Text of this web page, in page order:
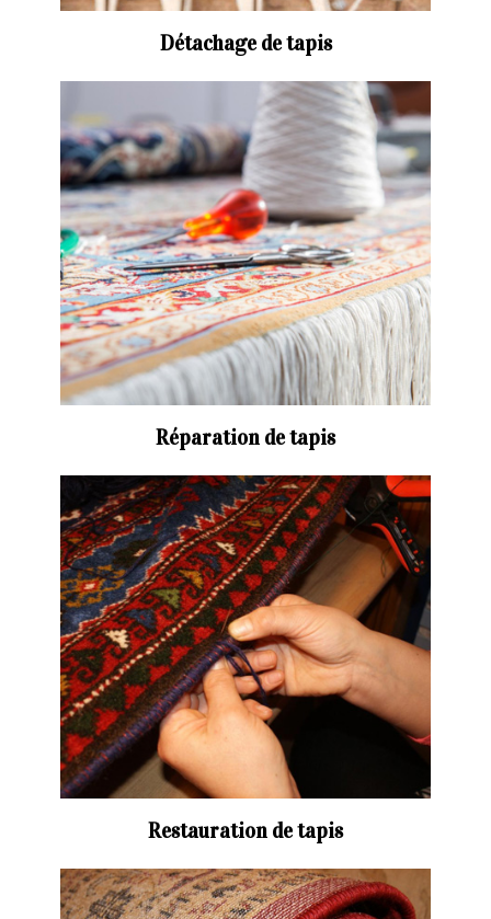
Détachage de tapis
Réparation de tapis
Restauration de tapis